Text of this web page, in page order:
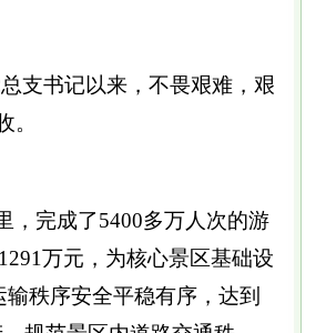
支书记以来，不畏艰难，艰
。
完成了5400多万人次的游
万元，为核心景区基础设
秩序安全平稳有序，达到